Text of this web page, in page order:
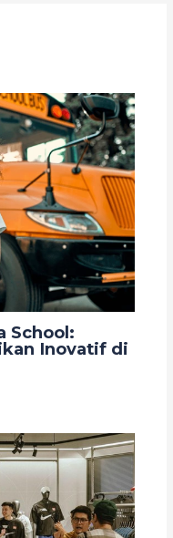
School:
Inovatif di